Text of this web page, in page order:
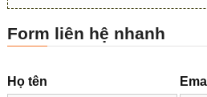
Form liên hệ nhanh
Họ tên